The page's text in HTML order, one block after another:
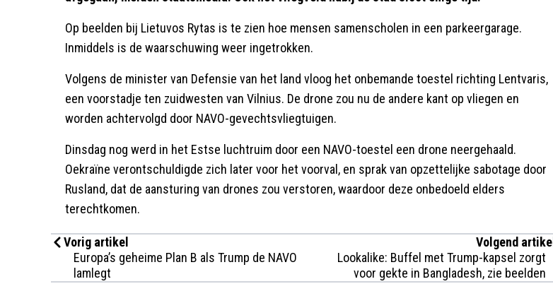
Op beelden bij Lietuvos Rytas is te zien hoe mensen samenscholen in een parkeergarage.
Inmiddels is de waarschuwing weer ingetrokken.
Volgens de minister van Defensie van het land vloog het onbemande toestel richting Lentvaris,
een voorstadje ten zuidwesten van Vilnius. De drone zou nu de andere kant op vliegen en
worden achtervolgd door NAVO-gevechtsvliegtuigen.
Dinsdag nog werd in het Estse luchtruim door een NAVO-toestel een drone neergehaald.
Oekraïne verontschuldigde zich later voor het voorval, en sprak van opzettelijke sabotage door
Rusland, dat de aansturing van drones zou verstoren, waardoor deze onbedoeld elders
terechtkomen.
Vorig artikel
Europa’s geheime Plan B als Trump de NAVO
lamlegt
Volgend artikel
Lookalike: Buffel met Trump-kapsel zorgt
voor gekte in Bangladesh, zie beelden